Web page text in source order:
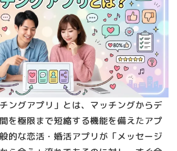
ングアプリ」とは、 マッチングからデ
を極限まで短縮する機能を備えたアプ
的な恋活・婚活アプリが「メッセージ